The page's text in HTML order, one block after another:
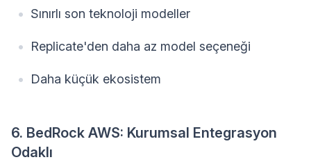
Sınırlı son teknoloji modeller
Replicate'den daha az model seçeneği
Daha küçük ekosistem
6. BedRock AWS: Kurumsal Entegrasyon
Odaklı